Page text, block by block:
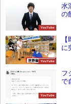
YouTube
水
の
YouTube
に
YouTube
フ
で